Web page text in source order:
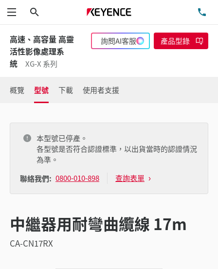
功能表
高速、高容量 高靈
活性影像處理系
統
XG-X 系列
詢問AI客服 產品型錄
概覽 型號 下載 使用者支援
本型號已停產。
各型號是否符合認證標準，以出貨當時的認證情況
為準。
聯絡我們: 0800-010-898 查詢表單
中繼器用耐彎曲纜線 17m
CA-CN17RX